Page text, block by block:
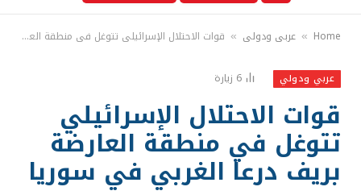
Home
» عربي ودولي » قوات الاحتلال الإسرائيلي تتوغل في منطقة العارضة بريف درعا الغربي في سوريا
عربي ودولي 6 زيارة
قوات الاحتلال الإسرائيلي
تتوغل في منطقة العارضة
بريف درعا الغربي في سوريا